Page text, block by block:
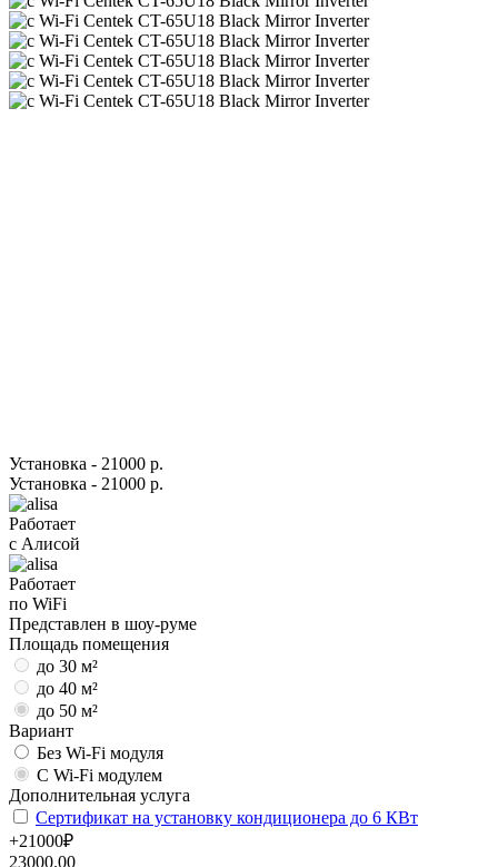
Установка - 21000 р.
Установка - 21000 р.
Работает
с Алисой
Работает
по WiFi
Представлен в шоу-руме
Площадь помещения
до 30 м²
до 40 м²
до 50 м²
Вариант
Без Wi-Fi модуля
С Wi-Fi модулем
Дополнительная услуга
Сертификат на установку кондиционера до 6 КВт
+21000₽
23000.00